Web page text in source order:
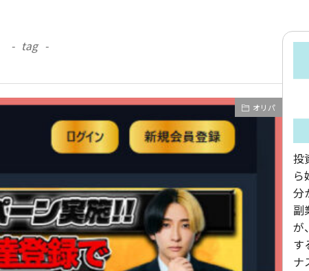
tag
オリパ
投
ら
分
副
が
す
ナ